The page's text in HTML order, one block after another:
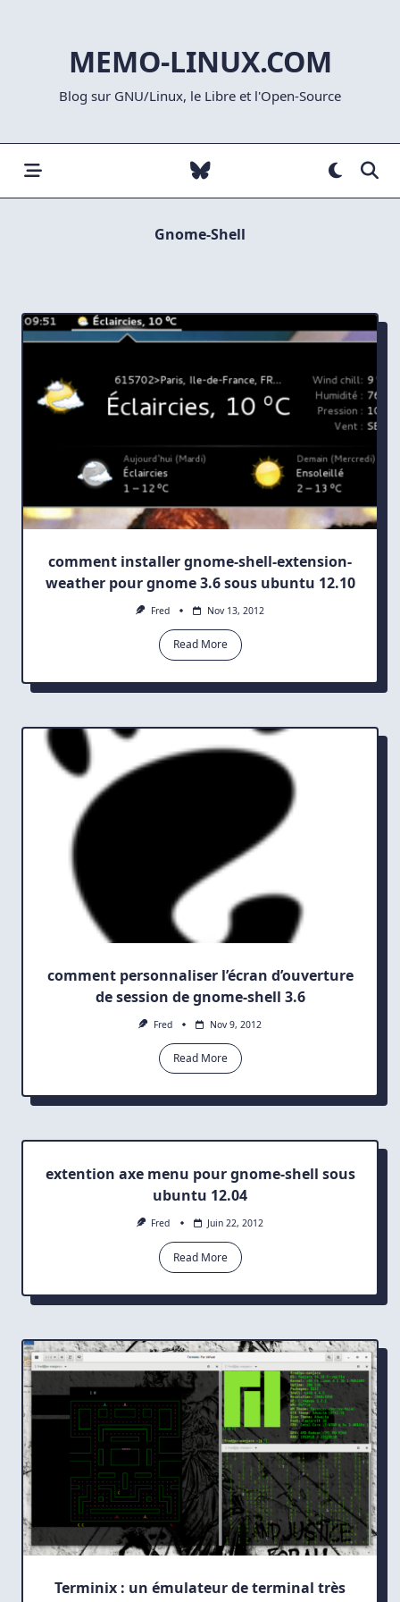
MEMO-LINUX.COM
Blog sur GNU/Linux, le Libre et l'Open-Source
Gnome-Shell
comment installer gnome-shell-extension-
weather pour gnome 3.6 sous ubuntu 12.10
Fred Nov 13, 2012
Read More
comment personnaliser l’écran d’ouverture
de session de gnome-shell 3.6
Fred Nov 9, 2012
Read More
extention axe menu pour gnome-shell sous
ubuntu 12.04
Fred Juin 22, 2012
Read More
Terminix : un émulateur de terminal très